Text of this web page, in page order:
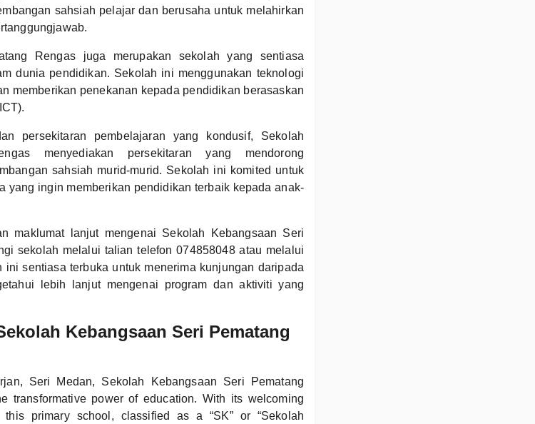
sahsiah pelajar dan berusaha untuk melahirkan
Rengas juga merupakan sekolah yang sentiasa
dunia pendidikan. Sekolah ini menggunakan teknologi
memberikan penekanan kepada pendidikan berasaskan
persekitaran pembelajaran yang kondusif, Sekolah
menyediakan persekitaran yang mendorong
sahsiah murid-murid. Sekolah ini komited untuk
yang ingin memberikan pendidikan terbaik kepada anak-
maklumat lanjut mengenai Sekolah Kebangsaan Seri
sekolah melalui talian telefon 074858048 atau melalui
ini sentiasa terbuka untuk menerima kunjungan daripada
lebih lanjut mengenai program dan aktiviti yang
Kebangsaan Seri Pematang
Seri Medan, Sekolah Kebangsaan Seri Pematang
transformative power of education. With its welcoming
primary school, classified as a “SK” or “Sekolah